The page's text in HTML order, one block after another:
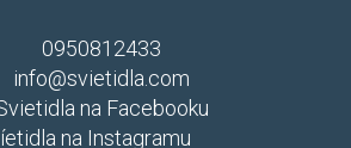
0950812433
info@svietidla.com
na Facebooku
na Instagramu